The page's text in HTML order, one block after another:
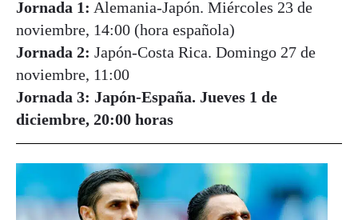
Jornada 1: Alemania-Japón. Miércoles 23 de
noviembre, 14:00 (hora española)
Jornada 2: Japón-Costa Rica. Domingo 27 de
noviembre, 11:00
Jornada 3: Japón-España. Jueves 1 de
diciembre, 20:00 horas